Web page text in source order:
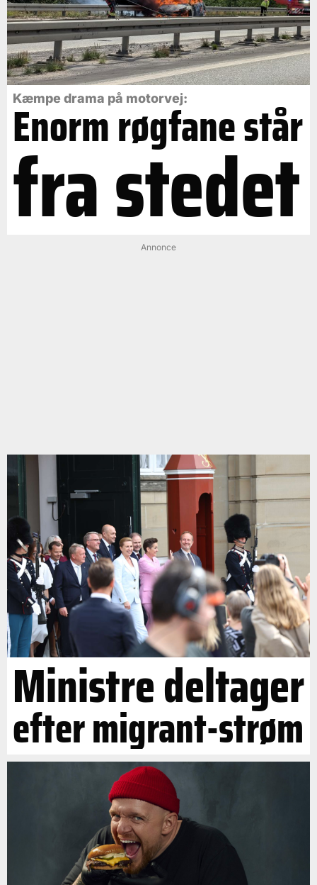
Kæmpe drama på motorvej:
Enorm røgfane står
fra stedet
Annonce
Ministre deltager
efter migrant-strøm